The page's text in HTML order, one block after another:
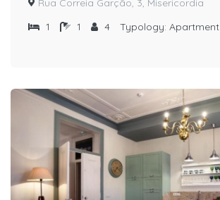
Rua Correia Garção, 3, Misericordia
1
1 4 Typology: Apartment